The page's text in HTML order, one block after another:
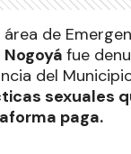
de
Nogoyá fue
del
sexuales
paga.